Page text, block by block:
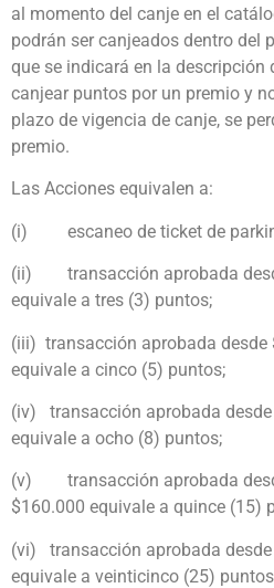
al momento del canje en el
podrán ser canjeados dentro del
que se indicará en la descripción
canjear puntos por un premio y
plazo de vigencia de canje, se
premio.
Las Acciones equivalen a:
(i) escaneo de ticket de
(ii)
transacción aprobada
equivale a tres (3) puntos;
(iii) transacción aprobada
equivale a cinco (5) puntos;
(iv)
transacción aprobada
equivale a ocho (8) puntos;
(v)
transacción aprobada
$160.000 equivale a quince (15)
(vi)
transacción aprobada
equivale a veinticinco (25) puntos